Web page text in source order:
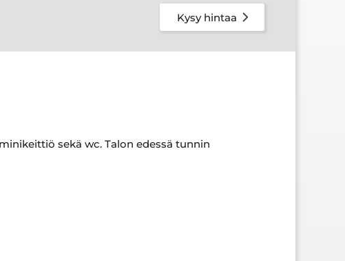
Kysy hintaa
sekä wc. Talon edessä tunnin